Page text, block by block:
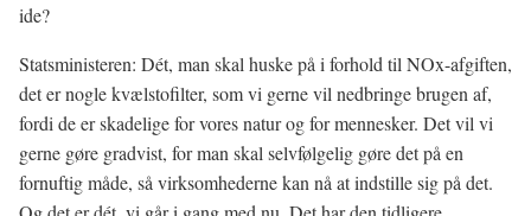
ide?
Statsministeren: Dét, man skal huske på i forhold til NOx-afgiften,
det er nogle kvælstofilter, som vi gerne vil nedbringe brugen af,
fordi de er skadelige for vores natur og for mennesker. Det vil vi
gerne gøre gradvist, for man skal selvfølgelig gøre det på en
fornuftig måde, så virksomhederne kan nå at indstille sig på det.